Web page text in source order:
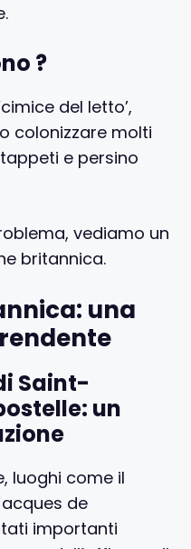
?
del letto’,
colonizzare molti
e persino
vediamo un
britannica.
una
Saint-
un
luoghi come il
de
importanti